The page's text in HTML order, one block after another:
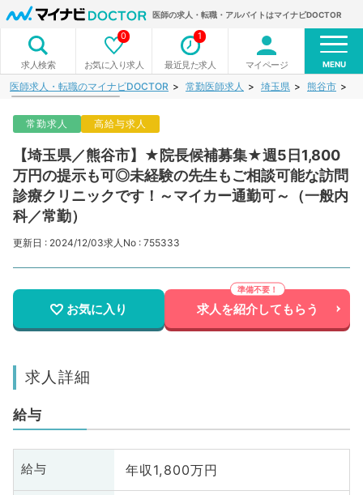
医師の求人・転職・アルバイトはマイナビDOCTOR
求人検索 お気に入り求人
0
最近見た求人
1
マイページ MENU
医師求人・転職のマイナビDOCTOR 常勤医師求人 埼玉県 熊谷市
常勤求人 高給与求人
【埼玉県／熊谷市】★院長候補募集★週5日1,800
万円の提示も可◎未経験の先生もご相談可能な訪問
診療クリニックです！～マイカー通勤可～（一般内
科／常勤）
更新日 : 2024/12/03求人No : 755333
お気に入り 求人を紹介してもらう
求人詳細
給与
給与 年収1,800万円